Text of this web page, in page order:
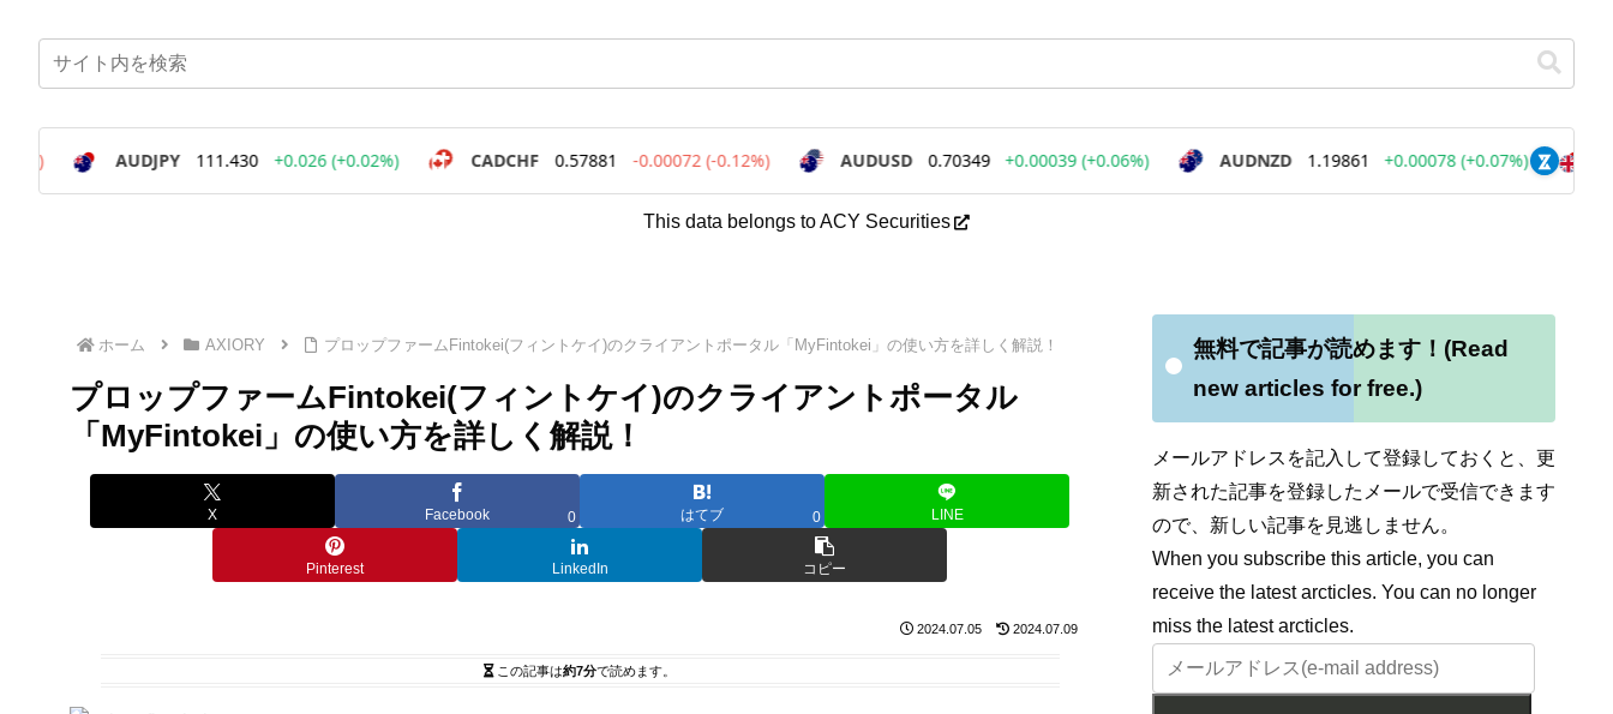
This data belongs to ACY Securities
ホーム AXIORY プロップファームFintokei(フィントケイ)のクライアントポータル「MyFintokei」の使い方を詳しく解説！
プロップファームFintokei(フィントケイ)のクライアントポータル
「MyFintokei」の使い方を詳しく解説！
X Facebook 0 はてブ 0 LINE
Pinterest LinkedIn コピー
2024.07.05 2024.07.09
この記事は約7分で読めます。
無料で記事が読めます！(Read
new articles for free.)
メールアドレスを記入して登録しておくと、更
新された記事を登録したメールで受信できます
ので、新しい記事を見逃しません。
When you subscribe this article, you can
receive the latest arcticles. You can no longer
miss the latest arcticles.